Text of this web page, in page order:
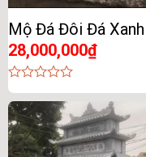
Mộ Đá Đôi Đá Xanh
28,000,000₫
0
out
of
5